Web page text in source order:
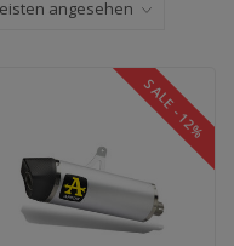
SALE -12%